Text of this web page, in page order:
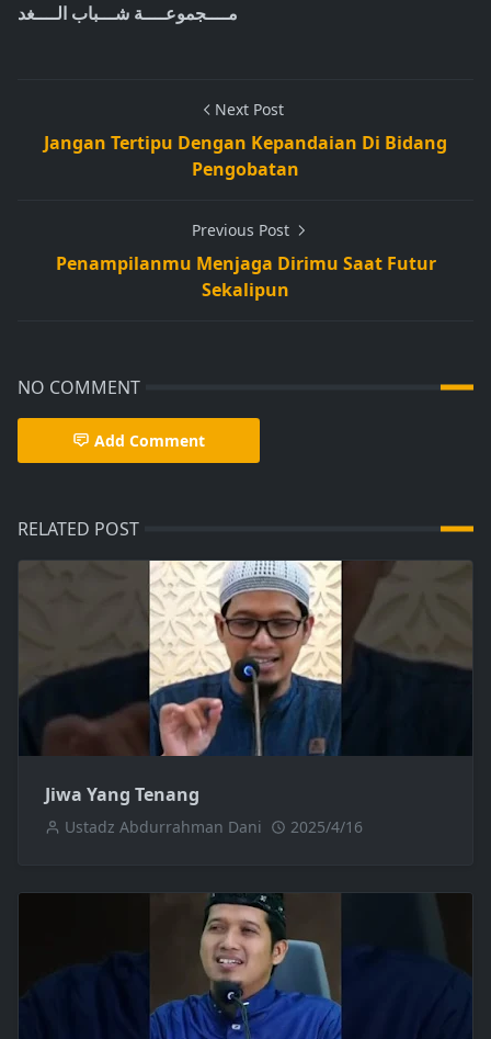
مــــجموعــــة شـــباب الــــغد
Next Post
Jangan Tertipu Dengan Kepandaian Di Bidang
Pengobatan
Previous Post
Penampilanmu Menjaga Dirimu Saat Futur
Sekalipun
NO COMMENT
Add Comment
RELATED POST
Jiwa Yang Tenang
Ustadz Abdurrahman Dani 2025/4/16